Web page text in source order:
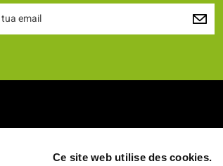
Ce site web utilise des cookies.